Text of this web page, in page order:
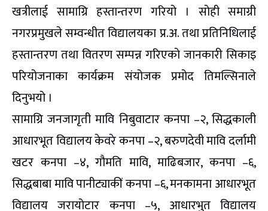
खत्रीलाई सामाग्रि हस्तान्तरण गरियो । सोही समाग्री
नगरप्रमुखले सम्वन्धीत विद्यालयका प्र.अ. तथा प्रतिनिधिलाई
हस्तान्तरण तथा वितरण सम्पन्न गरिएको जानकारी सिकाइ
परियोजनाका कार्यक्रम संयोजक प्रमोद तिमल्सिनाले
दिनुभयो ।
सामाग्रि जनजागृती मावि निबुवाटार कनपा –२, सिद्धकाली
आधारभूत विद्यालय केवरे कनपा –२, बरुणदेवी मावि दर्लामी
खटर कनपा –४, गौमति मावि, माढिबजार, कनपा –६,
सिद्धबाबा मावि पानीट्याकीं कनपा –६, मनकामना आधारभूत
विद्यालय जरायोटार कनपा –५, आधारभुत विद्यालय